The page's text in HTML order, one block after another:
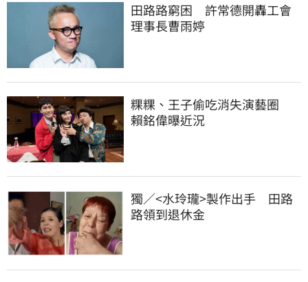
田路路窮困　許常德開轟工會
理事長曹雨婷
粿粿、王子偷吃消失演藝圈
賴銘偉曝近況
獨／<水玲瓏>製作出手　田路
路領到退休金